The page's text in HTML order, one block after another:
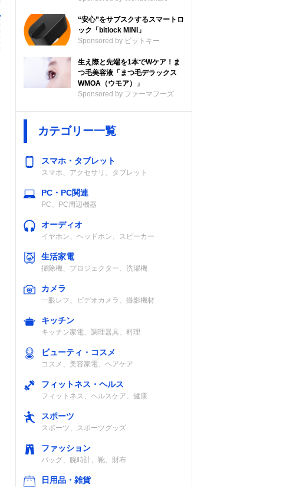
“安心”をサブスクするスマートロ
ック「bitlock MINI」
Sponsored by ビットキー
生え際と先端を1本でWケア！ま
つ毛美容液「まつ毛デラックス
WMOA（ウモア）」
Sponsored by ファーマフーズ
カテゴリー一覧
スマホ・タブレット
スマホ、アクセサリ、タブレット
PC・PC関連
PC、PC周辺機器
オーディオ
イヤホン、ヘッドホン、スピーカー
生活家電
掃除機、プロジェクター、洗濯機
カメラ
一眼レフ、ビデオカメラ、撮影機材
キッチン
キッチン家電、調理器具、料理
ビューティ・コスメ
コスメ、美容家電、ヘアケア
フィットネス・ヘルス
フィットネス、ヘルスケア、健康
スポーツ
スポーツ、スポーツグッズ
ファッション
バッグ、腕時計、靴、財布
日用品・雑貨